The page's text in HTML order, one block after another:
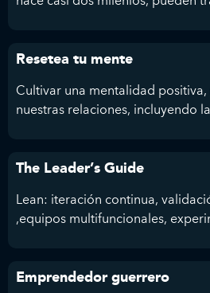
Resetea tu mente
Cultivar una mentalidad
nuestras relaciones, incluyendo
The Leader’s Guide
Lean: iteración continua,
,equipos multifuncionales,
Emprendedor guerrero